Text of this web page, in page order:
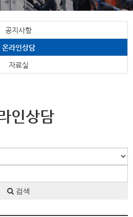
공지사항
온라인상담
자료실
인상담
검색